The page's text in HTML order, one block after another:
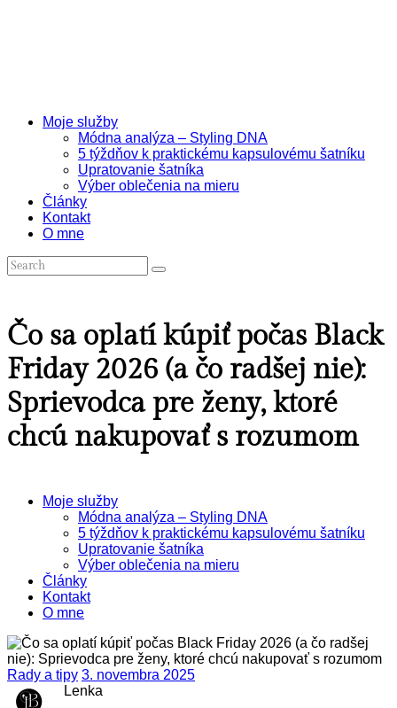
Moje služby
Módna analýza – Styling DNA
5 týždňov k praktickému kapsulovému šatníku
Upratovanie šatníka
Výber oblečenia na mieru
Články
Kontakt
O mne
Čo sa oplatí kúpiť počas Black
Friday 2026 (a čo radšej nie):
Sprievodca pre ženy, ktoré
chcú nakupovať s rozumom
Moje služby
Módna analýza – Styling DNA
5 týždňov k praktickému kapsulovému šatníku
Upratovanie šatníka
Výber oblečenia na mieru
Články
Kontakt
O mne
Rady a tipy 3. novembra 2025
Lenka